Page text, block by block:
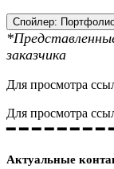
Спойлер:
заказчика
Для просмотра
Для просмотра
━ ━ ━ ━ ━ ━ ━ ━
Актуальные